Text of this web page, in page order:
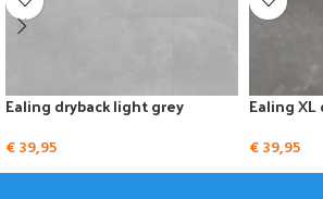
Ealing dryback light grey
€39,95
Ealing
€39,95